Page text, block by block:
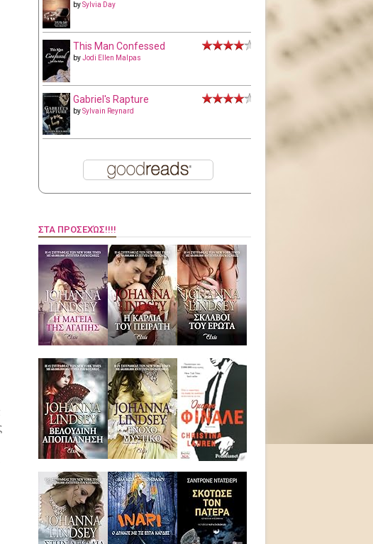
bySylvia Day
This Man Confessed
byJodi Ellen Malpas
Gabriel's Rapture
bySylvain Reynard
ΣΤΑ ΠΡΟΣΕΧΏΣ!!!!